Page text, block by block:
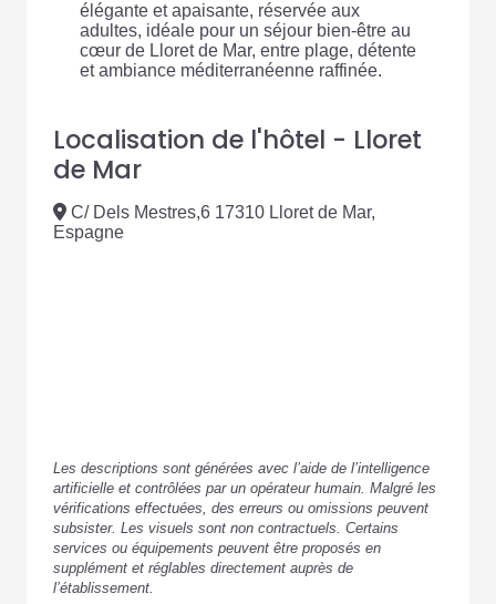
élégante et apaisante, réservée aux
adultes, idéale pour un séjour bien-être au
cœur de Lloret de Mar, entre plage, détente
et ambiance méditerranéenne raffinée.
Localisation de l'hôtel - Lloret
de Mar
C/ Dels Mestres,6 17310 Lloret de Mar,
Espagne
Les descriptions sont générées avec l’aide de l’intelligence
artificielle et contrôlées par un opérateur humain. Malgré les
vérifications effectuées, des erreurs ou omissions peuvent
subsister. Les visuels sont non contractuels. Certains
services ou équipements peuvent être proposés en
supplément et réglables directement auprès de
l’établissement.